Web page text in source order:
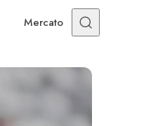
Mercato